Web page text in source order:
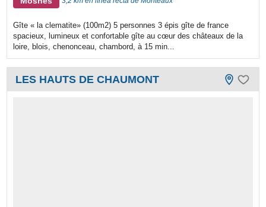
Gîte « la clematite» (100m2) 5 personnes 3 épis gîte de france
spacieux, lumineux et confortable gîte au cœur des châteaux de la
loire, blois, chenonceau, chambord, à 15 min...
LES HAUTS DE CHAUMONT